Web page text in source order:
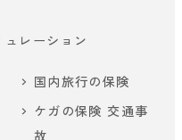
ュレーション
国内旅行の保険
ケガの保険 交通事
故